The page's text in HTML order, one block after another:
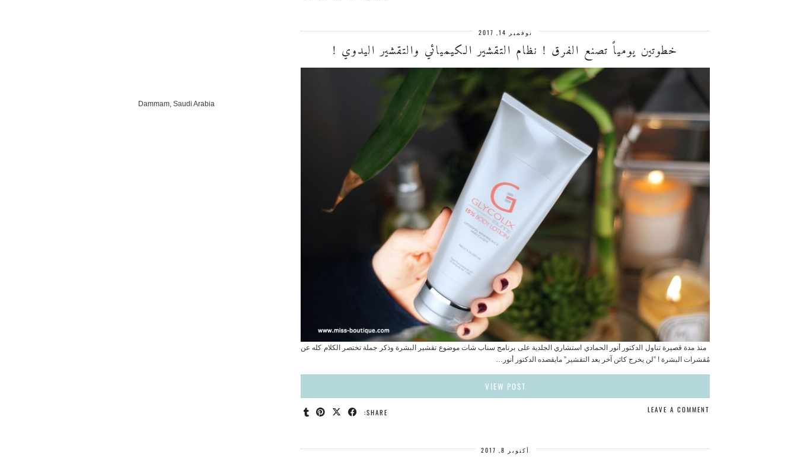
نوفمبر 14, 2017
خطوتين يومياً تصنع الفرق ! نظام التقشير الكيميائي والتقشير اليدوي !
منذ مدة قصيرة تناول الدكتور أنور الحمادي استشاري الجلدية على برنامج سناب شات موضوع تقشير البشرة وذكر جملة تختصر الكلام كله عن
مُقشرات البشرة ! ‎”لن يخرج كائن آخر بعد التقشير” ‎مايقصده الدكتور أنور…
VIEW POST
SHARE: LEAVE A COMMENT
أكتوبر 8, 2017
Dammam, Saudi Arabia